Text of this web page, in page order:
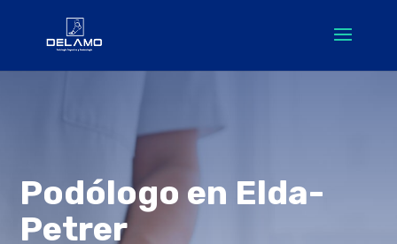
Podólogo en Elda-
Petrer